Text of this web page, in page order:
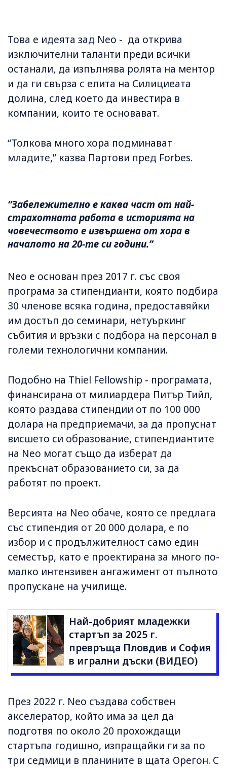
Това е идеята зад Neo - да открива
изключителни таланти преди всички
останали, да изпълнява ролята на ментор
и да ги свърза с елита на Силициеата
долина, след което да инвестира в
компании, които те основават.
“Толкова много хора подминават
младите,” казва Партови пред Forbes.
“Забележително е каква част от най-
страхотната работа в историята на
човечеството е извършена от хора в
началото на 20-те си години.”
Neo е основан през 2017 г. със своя
програма за стипендианти, която подбира
30 членове всяка година, предоставяйки
им достъп до семинари, нетуъркинг
събития и връзки с подбора на персонал в
големи технологични компании.
Подобно на Thiel Fellowship - програмата,
финансирана от милиардера Питър Тийл,
която раздава стипендии от по 100 000
долара на предприемачи, за да пропуснат
висшето си образование, стипендиантите
на Neo могат също да изберат да
прекъснат образованието си, за да
работят по проект.
Версията на Neo обаче, която се предлага
със стипендия от 20 000 долара, е по
избор и с продължителност само един
семестър, като е проектирана за много по-
малко интензивен ангажимент от пълното
пропускане на училище.
Най-добрият младежки
стартъп за 2025 г.
превръща Пловдив и София
в игрални дъски (ВИДЕО)
През 2022 г. Neo създава собствен
акселератор, който има за цел да
подготвя по около 20 прохождащи
стартъпа годишно, изпращайки ги за по
три седмици в планините в щата Орегон. С